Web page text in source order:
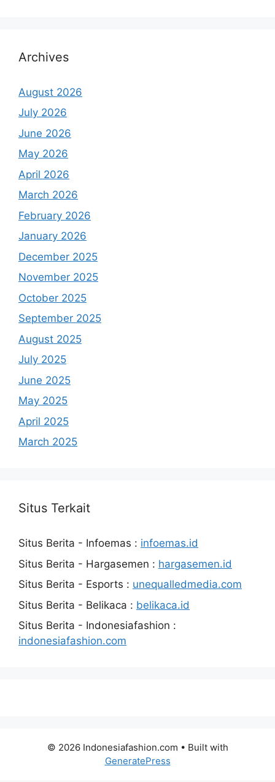
Archives
August 2026
July 2026
June 2026
May 2026
April 2026
March 2026
February 2026
January 2026
December 2025
November 2025
October 2025
September 2025
August 2025
July 2025
June 2025
May 2025
April 2025
March 2025
Situs Terkait
Situs Berita - Infoemas : infoemas.id
Situs Berita - Hargasemen : hargasemen.id
Situs Berita - Esports : unequalledmedia.com
Situs Berita - Belikaca : belikaca.id
Situs Berita - Indonesiafashion :
indonesiafashion.com
© 2026 Indonesiafashion.com • Built with
GeneratePress